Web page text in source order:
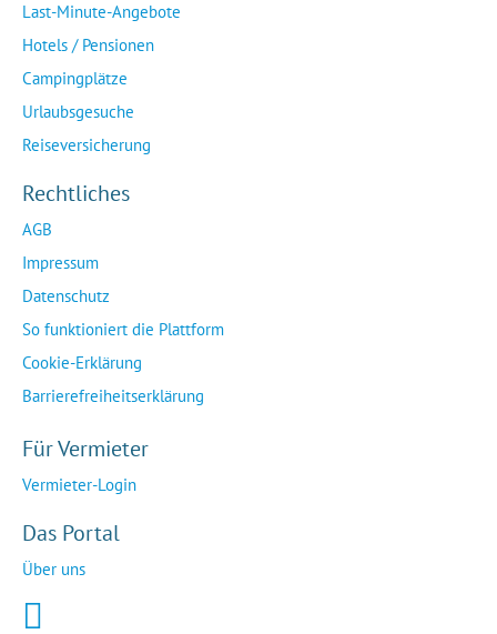
Last-Minute-Angebote
Hotels / Pensionen
Campingplätze
Urlaubsgesuche
Reiseversicherung
Rechtliches
AGB
Impressum
Datenschutz
So funktioniert die Plattform
Cookie-Erklärung
Barrierefreiheitserklärung
Für Vermieter
Vermieter-Login
Das Portal
Über uns